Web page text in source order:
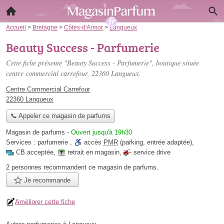
Accueil > Bretagne > Côtes-d'Armor >Langueux
Beauty Success - Parfumerie
Cette fiche présente "Beauty Success - Parfumerie", boutique située
centre commercial carrefour, 22360 Langueux.
Centre Commercial Carrefour
22360 Langueux
📞 Appeler ce magasin de parfums
Magasin de parfums - Ouvert jusqu'à 19h30
Services : parfumerie , accès PMR (parking, entrée adaptée),
CB acceptée, retrait en magasin,
service drive
2 personnes recommandent ce magasin de parfums.
Je recommande
Améliorer cette fiche